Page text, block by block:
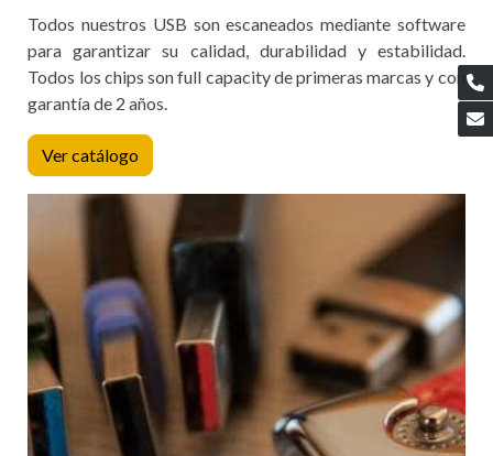
Todos nuestros USB son escaneados mediante software
para garantizar su calidad, durabilidad y estabilidad.
Todos los chips son full capacity de primeras marcas y con
garantía de 2 años.
Ver catálogo